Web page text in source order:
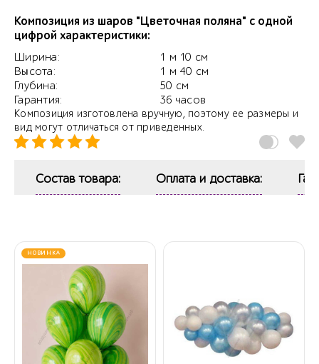
Композиция из шаров "Цветочная поляна" с одной
цифрой характеристики:
Ширина:
Высота:
Глубина:
Гарантия:
1 м 10 см
1 м 40 см
50 см
36 часов
Композиция изготовлена вручную, поэтому ее размеры и
вид могут отличаться от приведенных.
Состав товара: Оплата и доставка:
НОВИНКА